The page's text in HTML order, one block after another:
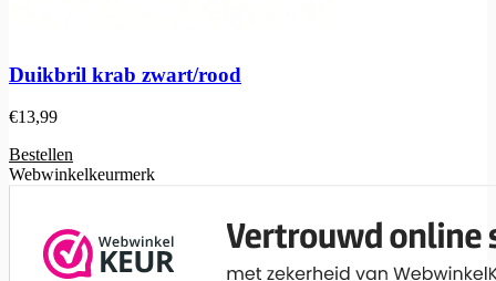
Duikbril krab zwart/rood
€13,99
Bestellen
Webwinkelkeurmerk